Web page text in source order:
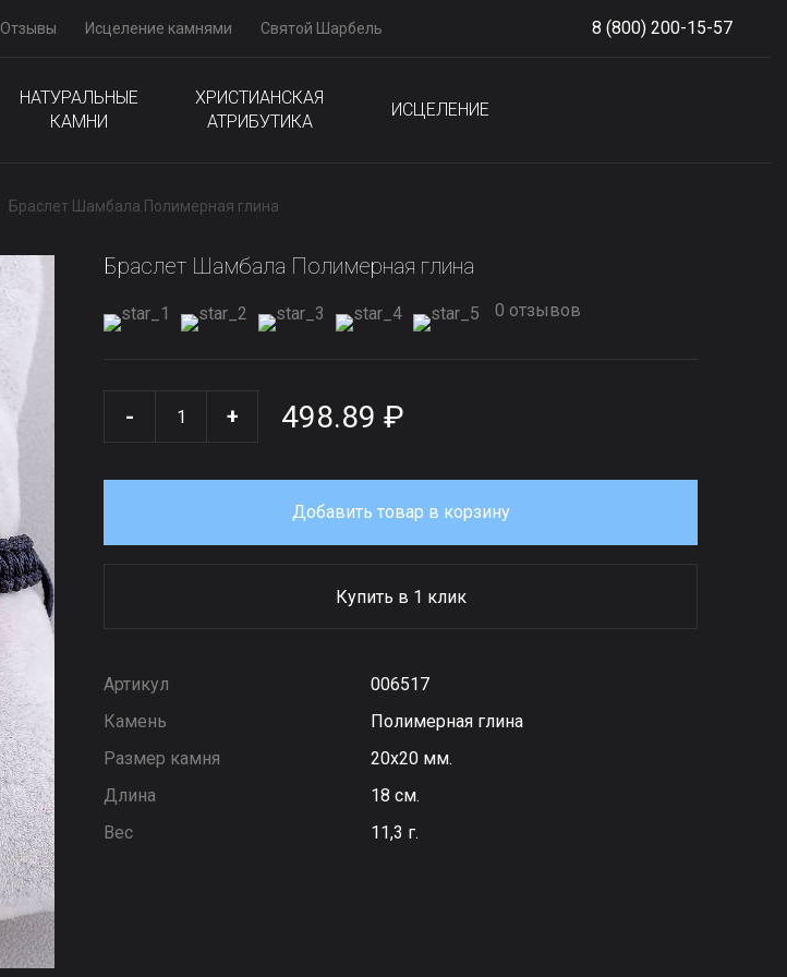
Отзывы Исцеление камнями Святой Шарбель 8 (800) 200-15-57
НАТУРАЛЬНЫЕ
КАМНИ
ХРИСТИАНСКАЯ
АТРИБУТИКА
ИСЦЕЛЕНИЕ
Браслет Шамбала Полимерная глина
Браслет Шамбала Полимерная глина
0 отзывов
- + 498.89 ₽
Добавить товар в корзину
Купить в 1 клик
Артикул
006517
Камень
Полимерная глина
Размер камня
20х20 мм.
Длина
18 см.
Вес
11,3 г.